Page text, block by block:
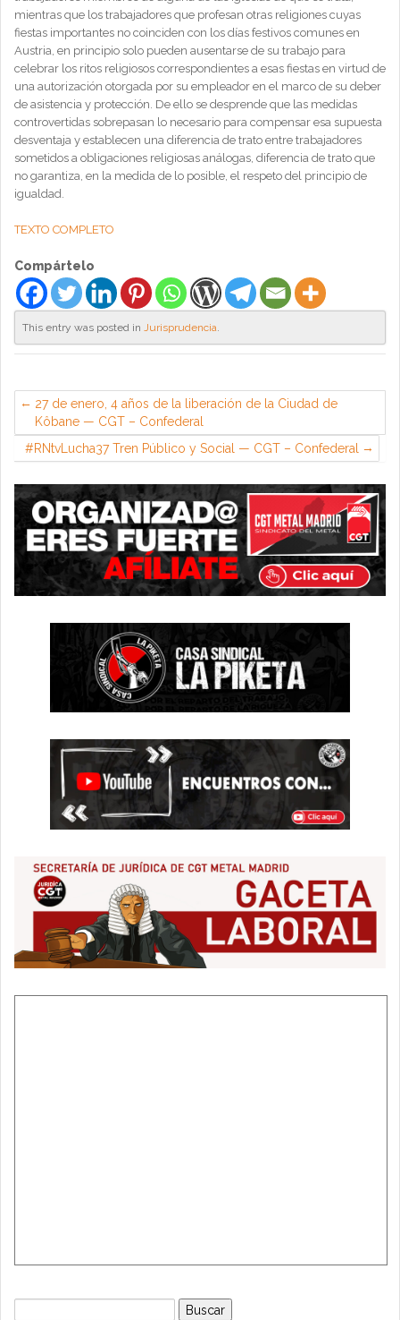
mientras que los trabajadores que profesan otras religiones cuyas
fiestas importantes no coinciden con los días festivos comunes en
Austria, en principio solo pueden ausentarse de su trabajo para
celebrar los ritos religiosos correspondientes a esas fiestas en virtud de
una autorización otorgada por su empleador en el marco de su deber
de asistencia y protección. De ello se desprende que las medidas
controvertidas sobrepasan lo necesario para compensar esa supuesta
desventaja y establecen una diferencia de trato entre trabajadores
sometidos a obligaciones religiosas análogas, diferencia de trato que
no garantiza, en la medida de lo posible, el respeto del principio de
igualdad.
TEXTO COMPLETO
Compártelo
This entry was posted in Jurisprudencia.
27 de enero, 4 años de la liberación de la Ciudad de
Kôbane — CGT – Confederal
#RNtvLucha37 Tren Público y Social — CGT – Confederal
Buscar: